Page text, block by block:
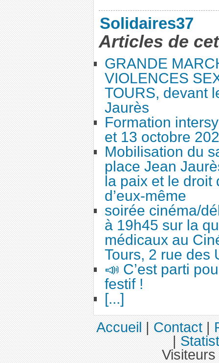
Solidaires37
Articles de
GRANDE
VIOLENCES
TOURS, devant
Jaurès
Formation
et 13 octobre
Mobilisation du
place Jean
la paix et le
d’eux-même
soirée cinéma/
à 19h45 sur la
médicaux au
Tours, 2 rue des
📣 C’est parti
festif !
[...]
Accueil|Contact|
|